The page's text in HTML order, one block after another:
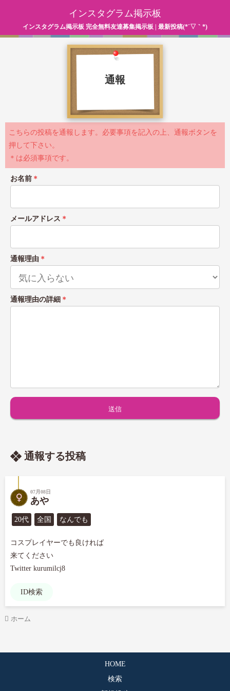
インスタグラム掲示板
インスタグラム掲示板 完全無料友達募集掲示板 | 最新投稿(*´▽｀*)
通報
こちらの投稿を通報します。必要事項を記入の上、通報ボタンを
押して下さい。
＊は必須事項です。
お名前 ＊
メールアドレス ＊
通報理由 ＊
通報理由の詳細 ＊
通報する投稿
07月08日
あや
20代 全国 なんでも
コスプレイヤーでも良ければ
来てください
Twitter kurumilcj8
ID検索
ホーム
HOME
検索